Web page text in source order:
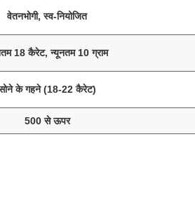
वेतनभोगी, स्व-नियोजित
18 कैरेट, न्यूनतम 10 ग्राम
के गहने (18-22 कैरेट)
500 से ऊपर